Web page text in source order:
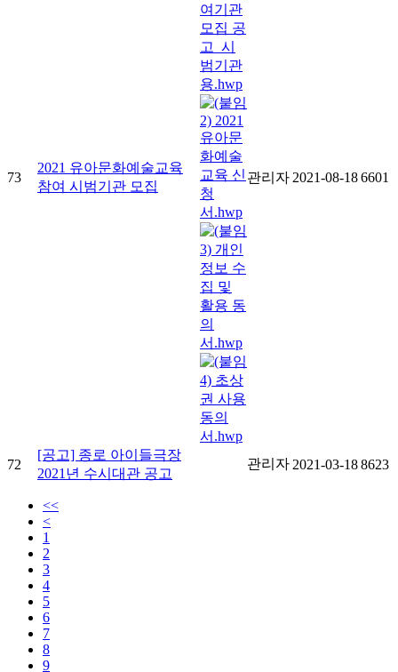
73
2021 유아문화예술교육
참여 시범기관 모집
관리자 2021-08-186601
72
[공고] 종로 아이들극장
2021년 수시대관 공고
관리자 2021-03-188623
<<
<
1
2
3
4
5
6
7
8
9